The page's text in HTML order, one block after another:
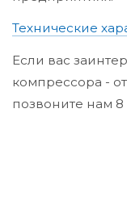
Технические
Если вас
компрессора -
позвоните нам 8